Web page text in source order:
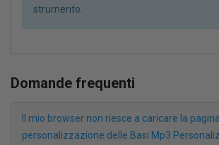
strumento.
Domande frequenti
Il mio browser non riesce a caricare la
personalizzazione delle Basi Mp3